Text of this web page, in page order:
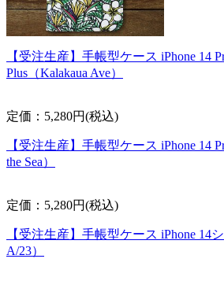
【受注生産】手帳型ケース iPhone 14
Plus（Kalakaua Ave）
定価：5,280円(税込)
【受注生産】手帳型ケース iPhone 14
the Sea）
定価：5,280円(税込)
【受注生産】手帳型ケース iPhone 14
A/23）